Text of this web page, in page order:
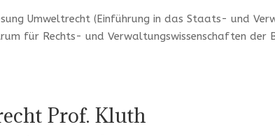
Umweltrecht (Einführung in das Staats- und
für Rechts- und Verwaltungswissenschaften der
Prof. Kluth